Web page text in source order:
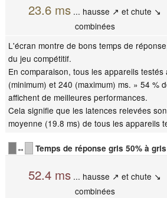
23.6 ms ... hausse ↗ et chute ↘
combinées
L'écran montre de bons temps de
du jeu compétitif.
En comparaison, tous les appareils testés
(minimum) et 240 (maximum) ms. » 54 %
affichent de meilleures performances.
Cela signifie que les latences relevées
moyenne (19.8 ms) de tous les appareils
↔ Temps de réponse gris 50% à
52.4 ms ... hausse ↗ et chute ↘
combinées